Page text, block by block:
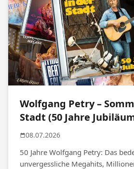
Wolfgang Petry –
Stadt (50 Jahre
08.07.2026
50 Jahre Wolfgang Petry: Das
unvergessliche Megahits,